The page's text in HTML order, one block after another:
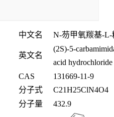
中文名 N-芴甲氧羰基-L-
英文名
(2S)-5-
acid hydrochloride
CAS
131669-11-9
分子式
C21H25ClN4O4
分子量
432.9